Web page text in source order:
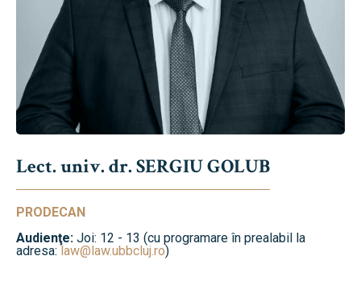
Lect. univ. dr. SERGIU GOLUB
PRODECAN
Audienţe: Joi: 12 - 13 (cu programare în prealabil la
adresa:law@law.ubbcluj.ro)